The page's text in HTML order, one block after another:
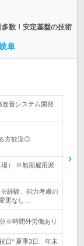
数！安定基盤の技術
阜
改善システム開発
方歓迎◎
場） ※無期雇用派
※経験、能力考慮の
更なし…
※時間外労働あり
日* 夏季3日、年末